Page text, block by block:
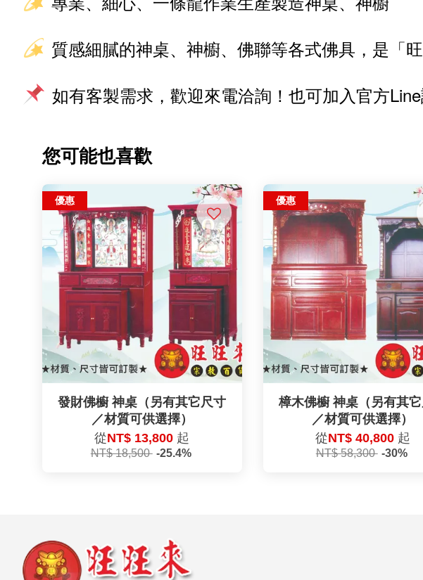
質感細膩的神桌、神櫥、佛聯等各式佛具，是「
如有客製需求，歡迎來電洽詢！也可加入官方
您可能也喜歡
優惠
發財佛櫥 神桌（另有其它尺寸
／材質可供選擇）
從NT$ 13,800 起
NT$ 18,500 -25.4%
優惠
樟木佛櫥 神桌（另有其
／材質可供選擇）
從NT$ 40,800 起
NT$ 58,300 -30%